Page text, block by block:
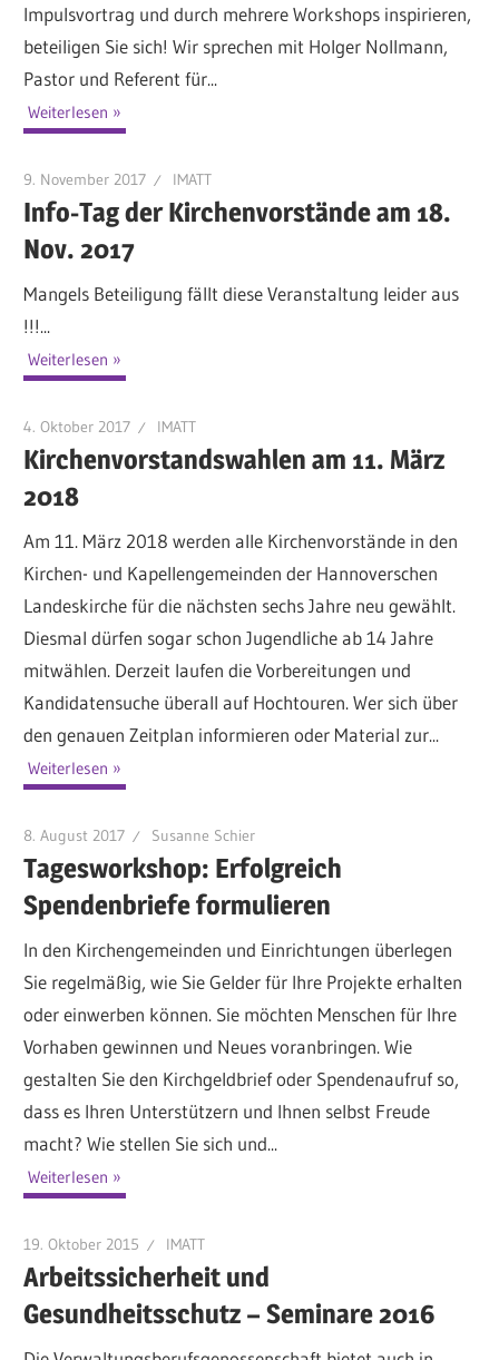
Impulsvortrag und durch mehrere Workshops inspirieren,
beteiligen Sie sich! Wir sprechen mit Holger Nollmann,
Pastor und Referent für...
Weiterlesen
9. November 2017 IMATT
Info-Tag der Kirchenvorstände am 18.
Nov. 2017
Mangels Beteiligung fällt diese Veranstaltung leider aus
!!!...
Weiterlesen
4. Oktober 2017 IMATT
Kirchenvorstandswahlen am 11. März
2018
Am 11. März 2018 werden alle Kirchenvorstände in den
Kirchen- und Kapellengemeinden der Hannoverschen
Landeskirche für die nächsten sechs Jahre neu gewählt.
Diesmal dürfen sogar schon Jugendliche ab 14 Jahre
mitwählen. Derzeit laufen die Vorbereitungen und
Kandidatensuche überall auf Hochtouren. Wer sich über
den genauen Zeitplan informieren oder Material zur...
Weiterlesen
8. August 2017 Susanne Schier
Tagesworkshop: Erfolgreich
Spendenbriefe formulieren
In den Kirchengemeinden und Einrichtungen überlegen
Sie regelmäßig, wie Sie Gelder für Ihre Projekte erhalten
oder einwerben können. Sie möchten Menschen für Ihre
Vorhaben gewinnen und Neues voranbringen. Wie
gestalten Sie den Kirchgeldbrief oder Spendenaufruf so,
dass es Ihren Unterstützern und Ihnen selbst Freude
macht? Wie stellen Sie sich und...
Weiterlesen
19. Oktober 2015 IMATT
Arbeitssicherheit und
Gesundheitsschutz – Seminare 2016